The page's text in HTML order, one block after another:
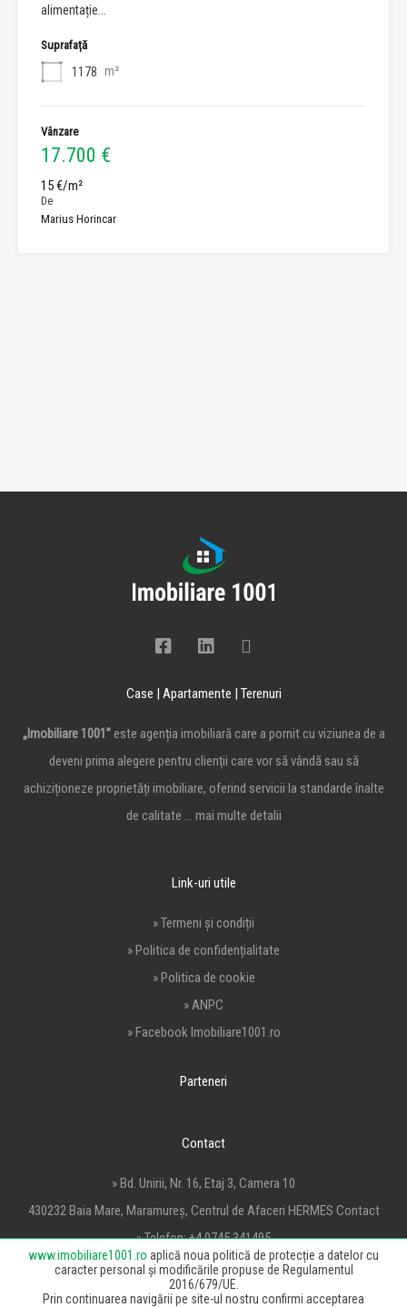
alimentație...
Suprafață
1178 m²
Vânzare
17.700 €
15 €/m²
De
Marius Horincar
Case | Apartamente | Terenuri
„Imobiliare 1001”este agenția imobiliară care a pornit cu viziunea de a
deveni prima alegere pentru clienții care vor să vândă sau să
achiziționeze proprietăți imobiliare, oferind servicii la standarde înalte
de calitate … mai multe detalii
Link-uri utile
» Termeni și condiții
» Politica de confidențialitate
» Politica de cookie
» ANPC
» Facebook Imobiliare1001.ro
Parteneri
Contact
» Bd. Unirii, Nr. 16, Etaj 3, Camera 10
430232 Baia Mare, Maramureș, Centrul de Afaceri HERMES Contact
» Telefon:+4 0745 341495
» Email:office@imobiliare1001.ro
www.imobiliare1001.ro aplică noua politică de protecție a datelor cu
caracter personal și modificările propuse de Regulamentul
2016/679/UE.
Prin continuarea navigării pe site-ul nostru confirmi acceptarea